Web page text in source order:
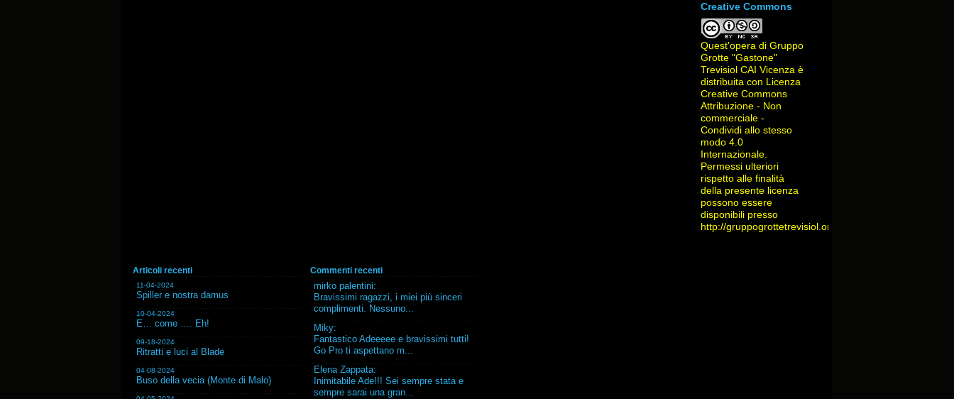
Creative Commons
Quest'opera di Gruppo
Grotte "Gastone"
Trevisiol CAI Vicenza è
distribuita con Licenza
Creative Commons
Attribuzione - Non
commerciale -
Condividi allo stesso
modo 4.0
Internazionale.
Permessi ulteriori
rispetto alle finalità
della presente licenza
possono essere
disponibili presso
http://gruppogrottetrevisiol.org/contatti/
Articoli recenti
11-04-2024
Spiller e nostra damus
10-04-2024
E… come …. Eh!
09-18-2024
Ritratti e luci al Blade
04-08-2024
Buso della vecia (Monte di Malo)
Commenti recenti
mirko palentini:
Bravissimi ragazzi, i miei più sinceri
complimenti. Nessuno...
Miky:
Fantastico Adeeeee e bravissimi tutti!
Go Pro ti aspettano m...
Elena Zappata:
Inimitabile Ade!!! Sei sempre stata e
sempre sarai una gran...